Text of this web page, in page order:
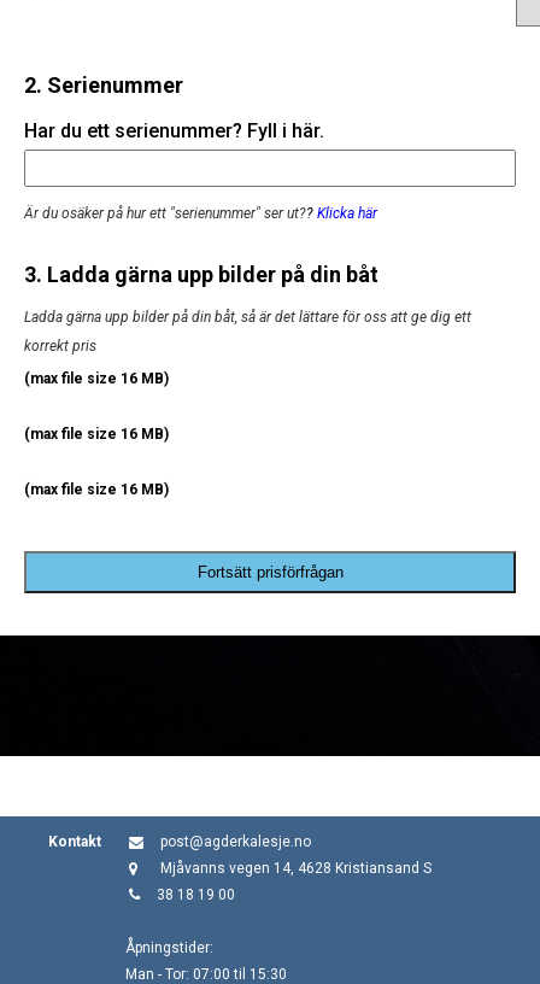
2. Serienummer
Har du ett serienummer? Fyll i här.
Är du osäker på hur ett "serienummer" ser ut?? Klicka här
3. Ladda gärna upp bilder på din båt
Ladda gärna upp bilder på din båt, så är det lättare för oss att ge dig ett
korrekt pris
(max file size 16 MB)
(max file size 16 MB)
(max file size 16 MB)
Fortsätt prisförfrågan
Kontakt
post@agderkalesje.no
Mjåvanns vegen 14, 4628 Kristiansand S
38 18 19 00
Åpningstider:
Man - Tor: 07:00 til 15:30